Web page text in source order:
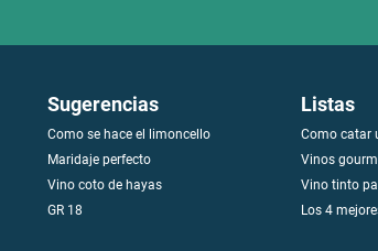
Sugerencias
Como se hace el limoncello
Maridaje perfecto
Vino coto de hayas
GR 18
Listas
Como catar
Vinos
Vino tinto
Los 4